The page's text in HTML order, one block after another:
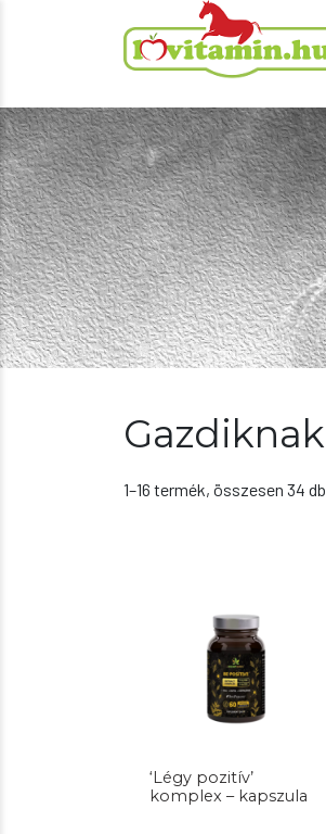
Gazdiknak
1–16 termék, összesen 34 db
‘Légy pozitív’
komplex – kapszula